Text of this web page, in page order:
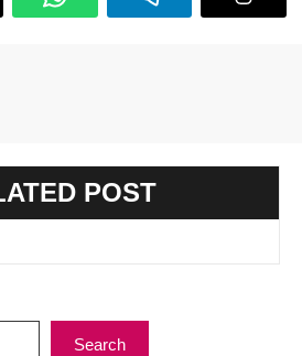
POST
Search